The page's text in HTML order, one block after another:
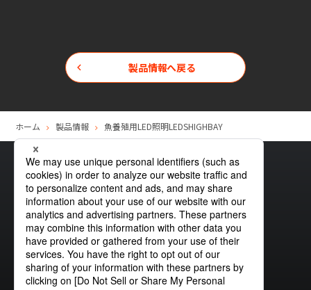
製品情報へ戻る
ホーム 製品情報 魚養殖用LED照明LEDSHIGHBAY
サイトマップ グローバルプライバシーポリシー
クッキーポリシーサイトポリシーお問い合わせ